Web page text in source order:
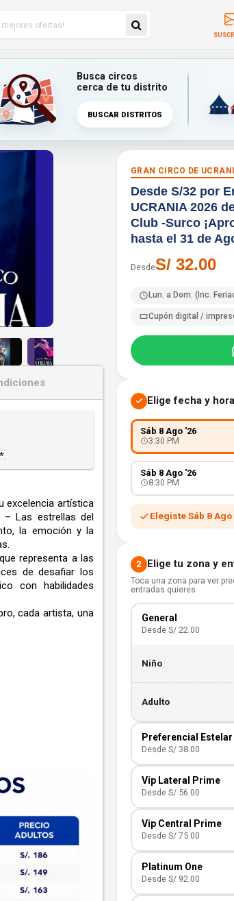
Busca circos
cerca de tu distrito
BUSCAR DISTRITOS
excelencia artística
– Las estrellas del
la emoción y la
representa a las
de desafiar los
con habilidades
cada artista, una
GRAN CIRCO DE
Desde S/32 por
UCRANIA 2026
Club -Surco
hasta el 31 de
DesdeS/ 32.00
Lun. a Dom. (Inc.
Cupón digital /
Elige fecha y hora
Sáb 8 Ago '26
3:30 PM
Sáb 8 Ago '26
8:30 PM
Elegiste Sáb 8 Ago
2 Elige tu zona y
Toca una zona para ver
entradas quieres
General
Desde S/ 22.00
Niño
Adulto
Preferencial Estelar
Desde S/ 38.00
Niño
Adulto
Vip Lateral Prime
Desde S/ 56.00
Niño
Adulto
Vip Central Prime
Desde S/ 75.00
Niño
Platinum One
Desde S/ 92.00